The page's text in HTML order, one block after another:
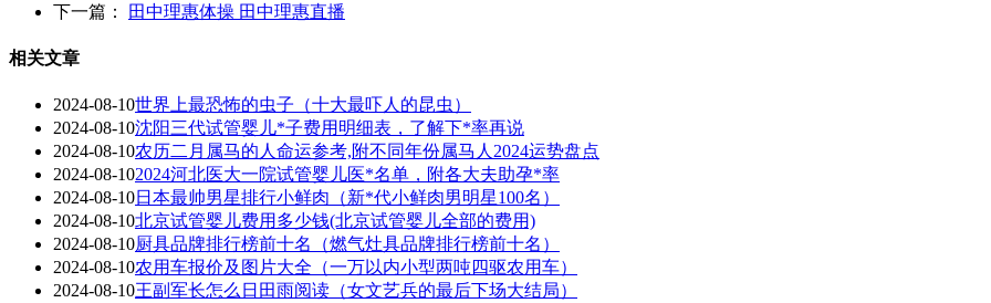
下一篇：
田中理惠体操 田中理惠直播
相关文章
2024-08-10世界上最恐怖的虫子（十大最吓人的昆虫）
2024-08-10沈阳三代试管婴儿*子费用明细表，了解下*率再说
2024-08-10农历二月属马的人命运参考,附不同年份属马人2024运势盘点
2024-08-102024河北医大一院试管婴儿医*名单，附各大夫助孕*率
2024-08-10日本最帅男星排行小鲜肉（新*代小鲜肉男明星100名）
2024-08-10北京试管婴儿费用多少钱(北京试管婴儿全部的费用)
2024-08-10厨具品牌排行榜前十名（燃气灶具品牌排行榜前十名）
2024-08-10农用车报价及图片大全（一万以内小型两吨四驱农用车）
2024-08-10王副军长怎么日田雨阅读（女文艺兵的最后下场大结局）